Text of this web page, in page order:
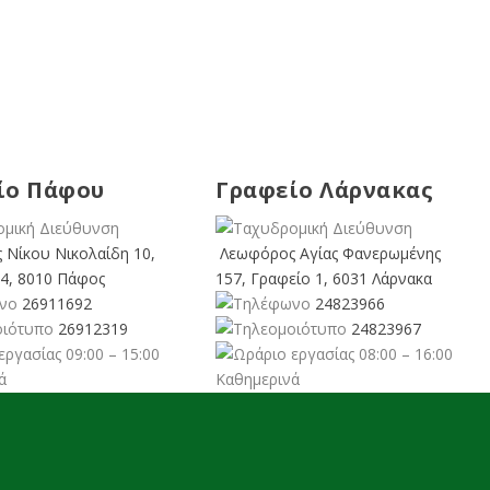
Πάφου
Νικολαίδη 10,
8010 Πάφος
26911692
26912319
09:00 – 15:00
Γραφείο Λάρνακας
Λεωφόρος Αγίας Φανερωμένης
157, Γραφείο 1, 6031 Λάρνακα
24823966
24823967
08:00 – 16:00
Καθημερινά